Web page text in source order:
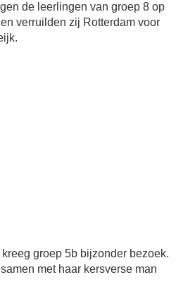
de leerlingen van groep 8 op
verruilden zij Rotterdam voor
groep 5b bijzonder bezoek.
met haar kersverse man